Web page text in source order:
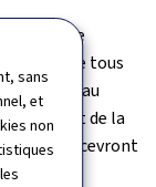
sans
et
non
Alert" ne
que tous
de réseau
de la
et recevront